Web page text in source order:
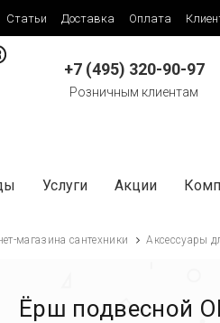
Статьи Доставка Оплата
+7 (495) 320-90-97
Розничным клиентам
Услуги Акции
магазина сантехники Аксессуары
Ёрш подвесной